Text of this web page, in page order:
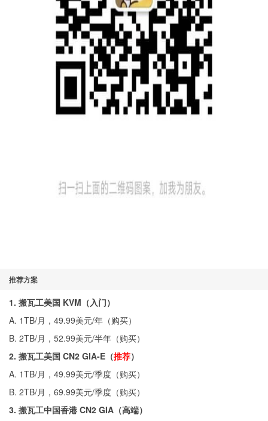
推荐方案
1. 搬瓦工美国 KVM（入门）
A. 1TB/月，49.99美元/年（购买）
B. 2TB/月，52.99美元/半年（购买）
2. 搬瓦工美国 CN2 GIA-E（推荐）
A. 1TB/月，49.99美元/季度（购买）
B. 2TB/月，69.99美元/季度（购买）
3. 搬瓦工中国香港 CN2 GIA（高端）